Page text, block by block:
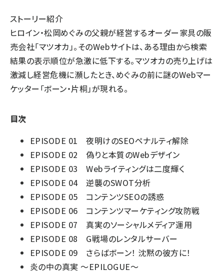
ストーリー紹介
ヒロイン・松岡めぐみの父親が経営するオーダー家具の販
売会社「マツオカ」。そのWebサイトは、ある理由から検索
結果の表示順位が急激に低下する。マツオカの売り上げは
激減し経営危機に瀕したとき、めぐみの前に謎のWebマー
ケッター「ボーン・片桐」が現れる。
目次
EPISODE 01 夜明けのSEOペナルティ解除
EPISODE 02 偽りと本質のWebデザイン
EPISODE 03 Webライティングは二度輝く
EPISODE 04 逆襲のSWOT分析
EPISODE 05 コンテンツSEOの誘惑
EPISODE 06 コンテンツマーケティング攻防戦
EPISODE 07 真実のソーシャルメディア運用
EPISODE 08 G戦場のレンタルサーバー
EPISODE 09 さらばボーン！ 沈黙の彼方に！
炎の中の真実 ～EPILOGUE～